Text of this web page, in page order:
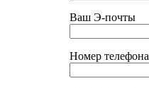
Ваш Э-почты
Номер телефона